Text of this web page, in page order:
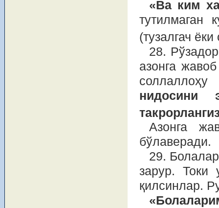
«Ва ким
тутилмаган
(тузалгач
28.
азонга
нидосини
Азонга
бўлаверади.
29.
зарур. Токи
қилсинлар.